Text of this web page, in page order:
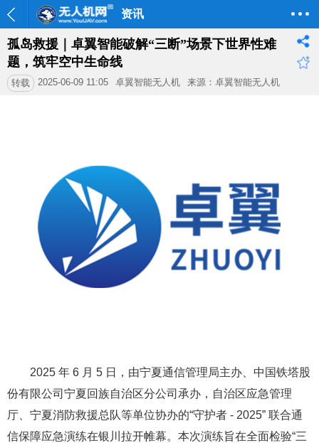
资讯
孤岛救援｜卓翼智能破解“三断”场景下世界性难
题，筑牢空中生命线
转载 2025-06-09 11:05 卓翼智能无人机 来源：卓翼智能无人机
2025 年 6 月 5 日，由宁夏通信管理局主办、中国铁塔股
份有限公司宁夏回族自治区分公司承办，自治区应急管理
厅、宁夏消防救援总队等单位协办的“守护者 - 2025” 联合通
信保障应急演练在银川拉开帷幕。本次演练旨在全面检验“三